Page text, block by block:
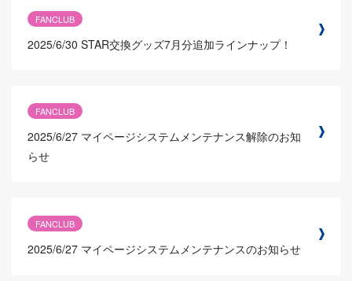
FANCLUB
2025/6/30 STAR交換グッズ7月分追加ラインナップ！
FANCLUB
2025/6/27 マイページシステムメンテナンス解除のお知
らせ
FANCLUB
2025/6/27 マイページシステムメンテナンスのお知らせ